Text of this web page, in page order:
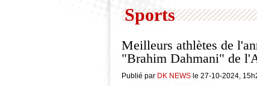
Sports
Meilleurs athlètes de
"Brahim Dahmani" de
Publié par DK NEWS le 27-10-2024,